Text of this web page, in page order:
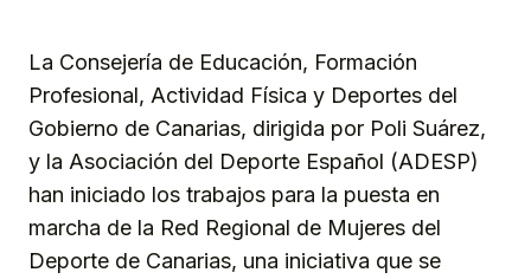
La Consejería de Educación, Formación
Profesional, Actividad Física y Deportes del
Gobierno de Canarias, dirigida por Poli Suárez,
y la Asociación del Deporte Español (ADESP)
han iniciado los trabajos para la puesta en
marcha de la Red Regional de Mujeres del
Deporte de Canarias, una iniciativa que se